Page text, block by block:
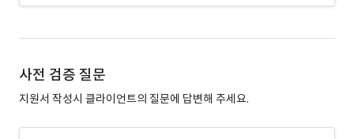
사전 검증 질문
지원서 작성시 클라이언트의 질문에 답변해 주세요.